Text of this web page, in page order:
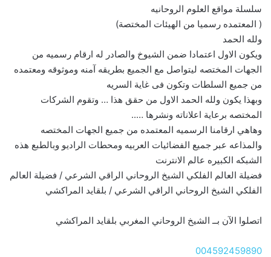
سلسلة مواقع العلوم الروحانيه
( المعتمده رسميا من الهيئات المختصة)
ولله الحمد
ويكون الاول اعتمادا ضمن الشيوخ والصادر له ارقام رسميه من
الجهات المختصه ليتواصل مع الجميع بطريقه آمنه وموثوقه ومعتمده
من جميع السلطات وتكون فى غاية السريه
وبهذا يكون ولله الحمد الاول من حقق هذا … وتقوم الشركات
المختصه برعاية اعلاناته ونشرها …..
وهاهي ارقامنا الرسميه المعتمده من جميع الجهات المختصه
والمذاعه عبر جميع الفضائيات العربيه ومحطات الراديو وبالطبع هذه
الشبكه الكبيره عالم الانترنت
فضيلة العالم الفلكي الشيخ الروحاني الراقي الشرعي / فضيلة العالم
الفلكي الشيخ الروحاني الراقي الشرعي / بلقايد المراكشي
اتصلوا الآن بــ الشيخ الروحاني المغربي بلقايد المراكشي
004592459890